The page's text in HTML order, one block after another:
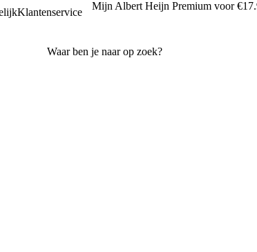
Klantenservice
Mijn Albert Heijn Premium voor